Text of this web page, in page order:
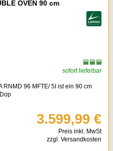
OVEN 90 cm
sofort lieferbar
RNMD 96 MFTE/ 5I ist ein 90 cm
3.599,99 €
Preis inkl. MwSt
zzgl. Versandkosten